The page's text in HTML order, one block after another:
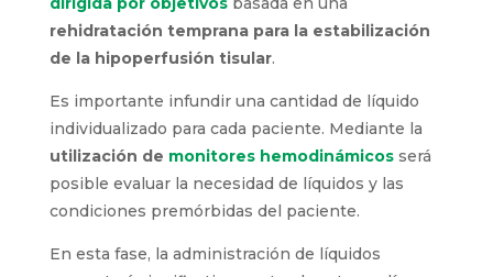
rehidratación temprana para la estabilización
de la hipoperfusión tisular.
Es importante infundir una cantidad de líquido
individualizado para cada paciente. Mediante la
utilización de monitores hemodinámicos será
posible evaluar la necesidad de líquidos y las
condiciones premórbidas del paciente.
En esta fase, la administración de líquidos